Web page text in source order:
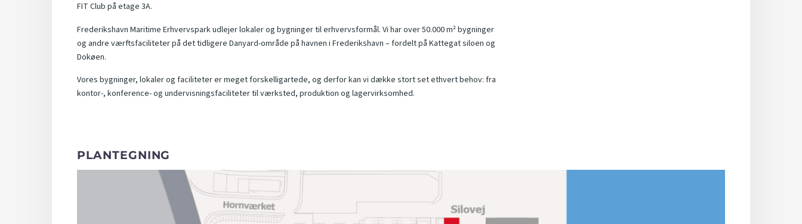
FIT Club på etage 3A.
Frederikshavn Maritime Erhvervspark udlejer lokaler og bygninger til erhvervsformål. Vi har over 50.000 m² bygninger
og andre værftsfaciliteter på det tidligere Danyard-område på havnen i Frederikshavn – fordelt på Kattegat siloen og
Dokøen.
Vores bygninger, lokaler og faciliteter er meget forskelligartede, og derfor kan vi dække stort set ethvert behov: fra
kontor-, konference- og undervisningsfaciliteter til værksted, produktion og lagervirksomhed.
PLANTEGNING